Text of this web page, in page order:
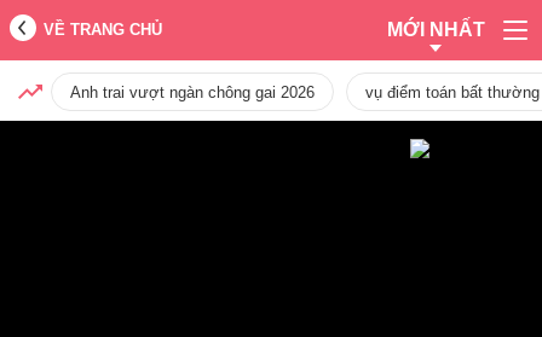
VỀ TRANG CHỦ MỚI NHẤT
Anh trai vượt ngàn chông gai 2026 vụ điểm toán bất